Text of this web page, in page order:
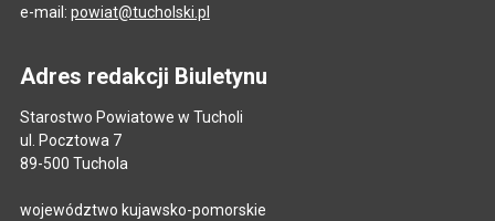
e-mail: powiat@tucholski.pl
Adres redakcji Biuletynu
Starostwo Powiatowe w Tucholi
ul. Pocztowa 7
89-500 Tuchola
województwo kujawsko-pomorskie